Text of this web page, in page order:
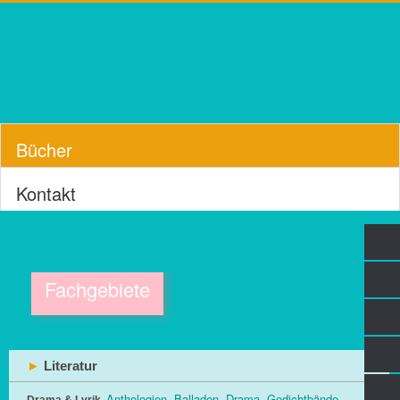
Bücher
Kontakt
Fachgebiete
► Literatur